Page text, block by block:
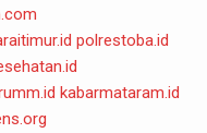
polrestoba.id
kabarmataram.id